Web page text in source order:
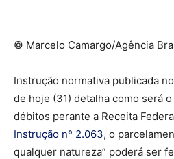
© Marcelo Camargo/Agência
Instrução normativa publicada no
de hoje (31) detalha como será
débitos perante a Receita
Instrução nº 2.063, o
qualquer natureza” poderá ser